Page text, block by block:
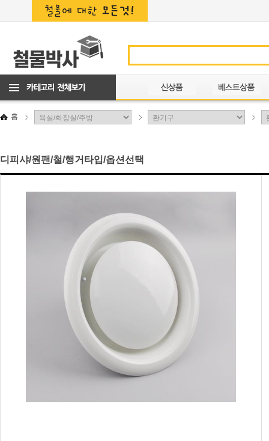
홈
디피샤/원팬/철/행거타입/옵션선택